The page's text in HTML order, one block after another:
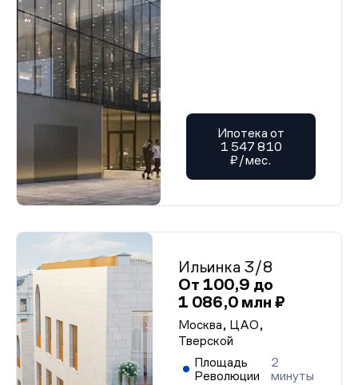
Ипотека от
1 547 810
₽/мес.
Ильинка 3/8
От 100,9 до
1 086,0 млн ₽
Москва, ЦАО,
Тверской
Площадь
Революции
2
минуты